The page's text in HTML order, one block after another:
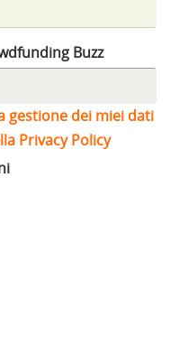
Buzz
gestione dei miei dati
Privacy Policy